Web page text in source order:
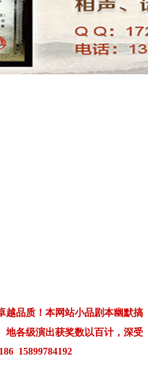
越品质！本网站小品剧本幽默搞
地各级演出获奖数以百计，深受
15899784192